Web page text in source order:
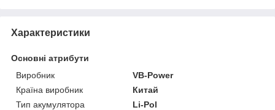
Характеристики
Основні атрибути
Виробник
VB-Power
Країна виробник
Китай
Тип акумулятора
Li-Pol